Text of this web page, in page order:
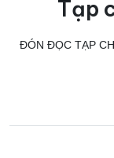
Tạp
ĐÓN ĐỌC TẠP